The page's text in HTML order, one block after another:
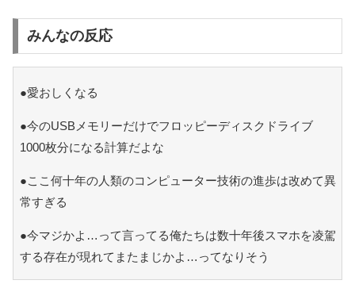
みんなの反応
●愛おしくなる
●今のUSBメモリーだけでフロッピーディスクドライブ
1000枚分になる計算だよな
●ここ何十年の人類のコンピューター技術の進歩は改めて異
常すぎる
●今マジかよ…って言ってる俺たちは数十年後スマホを凌駕
する存在が現れてまたまじかよ…ってなりそう